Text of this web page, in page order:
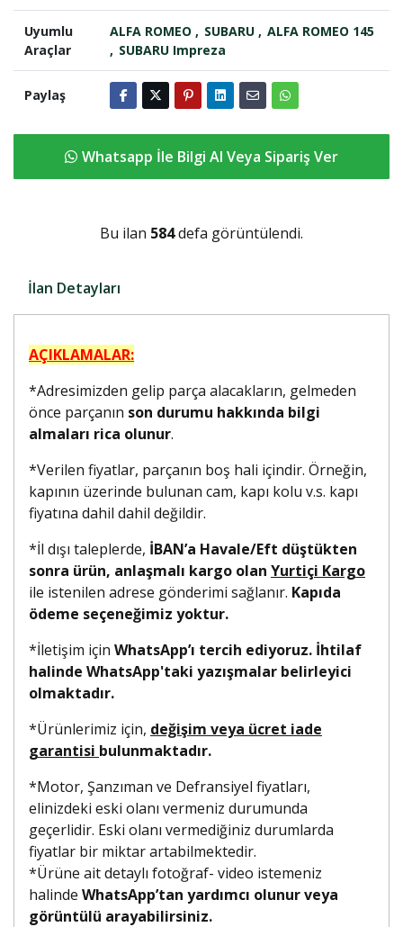
Uyumlu
Araçlar
ALFA ROMEO SUBARU
ALFA ROMEO 145
SUBARU Impreza
Paylaş
Whatsapp İle Bilgi Al Veya Sipariş Ver
Bu ilan 584defa görüntülendi.
İlan Detayları
AÇIKLAMALAR:
*Adresimizden gelip parça alacakların, gelmeden
önce parçanın son durumu hakkında bilgi
almaları rica olunur.
*Verilen fiyatlar, parçanın boş hali içindir. Örneğin,
kapının üzerinde bulunan cam, kapı kolu v.s. kapı
fiyatına dahil dahil değildir.
*İl dışı taleplerde, İBAN’a Havale/Eft düştükten
sonra ürün, anlaşmalı kargo olan Yurtiçi Kargo
ile istenilen adrese gönderimi sağlanır. Kapıda
ödeme seçeneğimiz yoktur.
*İletişim için WhatsApp’ı tercih ediyoruz. İhtilaf
halinde WhatsApp'taki yazışmalar belirleyici
olmaktadır.
*Ürünlerimiz için, değişim veya ücret iade
garantisi bulunmaktadır.
*Motor, Şanzıman ve Defransiyel fiyatları,
elinizdeki eski olanı vermeniz durumunda
geçerlidir. Eski olanı vermediğiniz durumlarda
fiyatlar bir miktar artabilmektedir.
*Ürüne ait detaylı fotoğraf- video istemeniz
halinde WhatsApp’tan yardımcı olunur veya
görüntülü arayabilirsiniz.